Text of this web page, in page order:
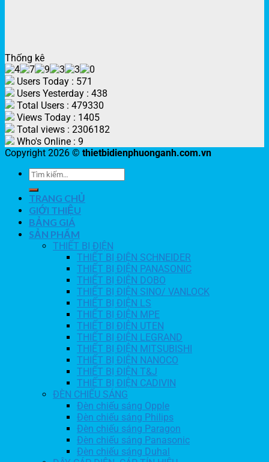
Thống kê
Users Today : 571
Users Yesterday : 438
Total Users : 479330
Views Today : 1405
Total views : 2306182
Who's Online : 9
Copyright 2026 © thietbidienphuonganh.com.vn
TRANG CHỦ
GIỚI THIỆU
BẢNG GIÁ
SẢN PHẨM
THIẾT BỊ ĐIỆN
THIẾT BỊ ĐIỆN SCHNEIDER
THIẾT BỊ ĐIỆN PANASONIC
THIẾT BỊ ĐIỆN DOBO
THIẾT BỊ ĐIỆN SINO/ VANLOCK
THIẾT BỊ ĐIỆN LS
THIẾT BỊ ĐIỆN MPE
THIẾT BỊ ĐIỆN UTEN
THIẾT BỊ ĐIỆN LEGRAND
THIẾT BỊ ĐIỆN MITSUBISHI
THIẾT BỊ ĐIỆN NANOCO
THIẾT BỊ ĐIỆN T&J
THIẾT BỊ ĐIỆN CADIVIN
ĐÈN CHIẾU SÁNG
Đèn chiếu sáng Opple
Đèn chiếu sáng Philips
Đèn chiếu sáng Paragon
Đèn chiếu sáng Panasonic
Đèn chiếu sáng Duhal